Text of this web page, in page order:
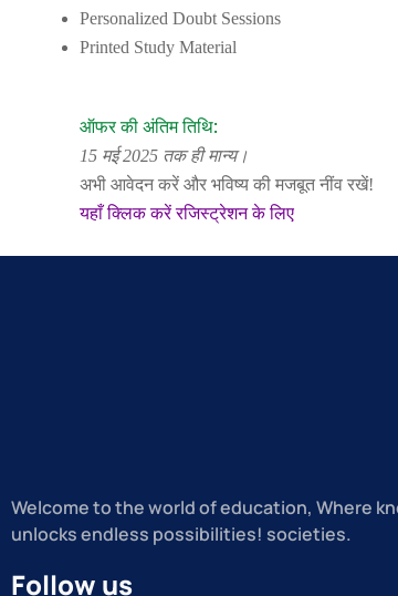
Personalized Doubt Sessions
Printed Study Material
ऑफर की अंतिम तिथि:
15 मई 2025 तक ही मान्य।
अभी आवेदन करें और भविष्य की मजबूत नींव रखें!
यहाँ क्लिक करें रजिस्ट्रेशनकेलिए
Welcome to the world of education, Where
unlocks endless possibilities! societies.
Follow us